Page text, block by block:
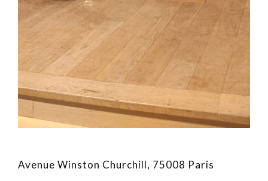
Avenue Winston Churchill, 75008 Paris